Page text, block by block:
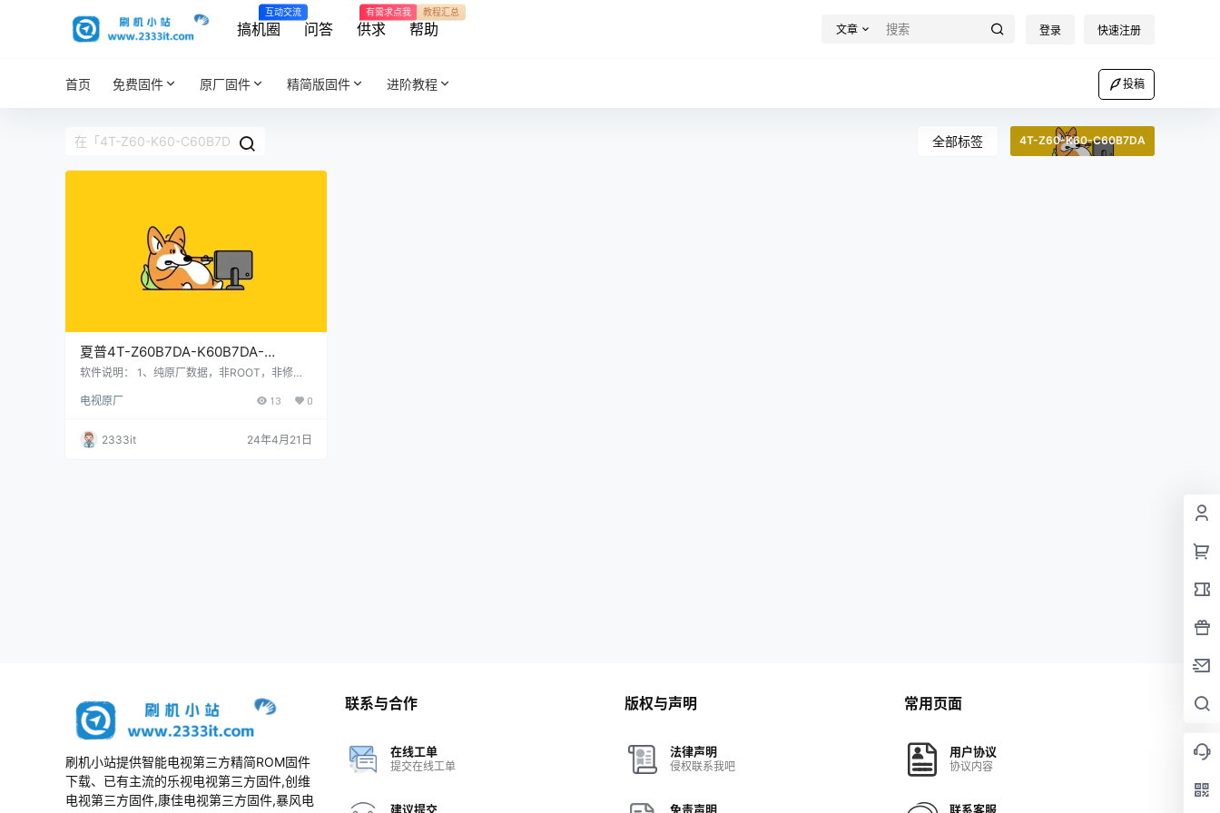
搞机圈
互动交流
问答 供求
有需求点我
帮助
教程汇总
文章 登录 快速注册
首页 免费固件 原厂固件 精简版固件 进阶教程 投稿
全部标签 4T-Z60-K60-C60B7DA
夏普4T-Z60B7DA-K60B7DA-
C60B7DA智能电视系统
数据固件升级包
软件说明： 1、纯原厂数据，非ROOT，非修改
趣，一切源于刷机导致后果自负，本网站概不负
用，请下载后24小时内删除，谢谢合作！ 资料
描述 适用于型号； 4T-Z55B7CA_4T-K55B7CA
电视原厂 13 0
2333it 24年4月21日
刷机小站提供智能电视第三方精简ROM固件
下载、已有主流的乐视电视第三方固件,创维
电视第三方固件,康佳电视第三方固件,暴风电
联系与合作
在线工单
提交在线工单
建议提交
版权与声明
法律声明
侵权联系我吧
免责声明
常用页面
用户协议
协议内容
联系客服